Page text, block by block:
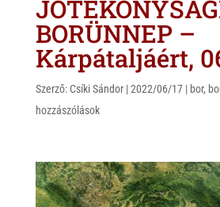
BORÜNNEP –
Kárpátaljáért,
Szerző: Csíki Sándor|2022/06/17| bor,
hozzászólások